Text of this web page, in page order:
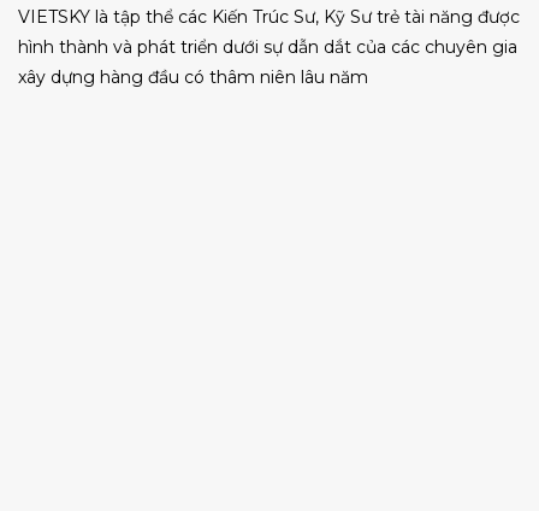
VIETSKY là tập thể các Kiến Trúc Sư, Kỹ Sư trẻ tài năng được
hình thành và phát triển dưới sự dẫn dắt của các chuyên gia
xây dựng hàng đầu có thâm niên lâu năm